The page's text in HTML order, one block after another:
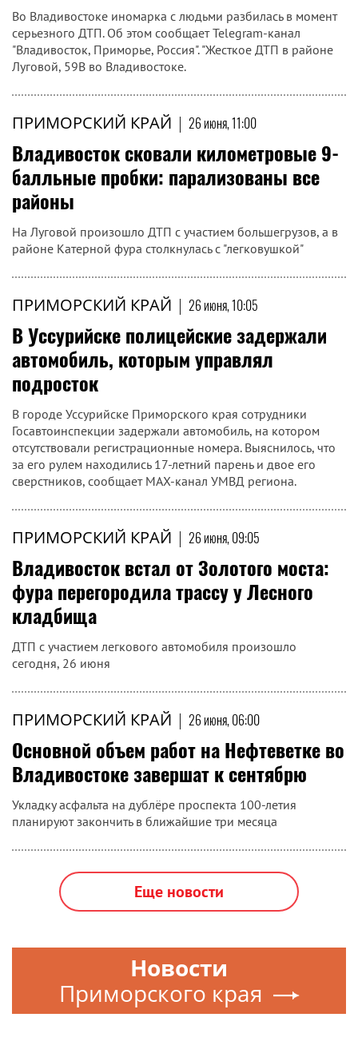
Во Владивостоке иномарка с людьми разбилась в момент
серьезного ДТП. Об этом сообщает Telegram-канал
"Владивосток, Приморье, Россия". "Жесткое ДТП в районе
Луговой, 59В во Владивостоке.
ПРИМОРСКИЙ КРАЙ | 26 июня, 11:00
Владивосток сковали километровые 9-
балльные пробки: парализованы все
районы
На Луговой произошло ДТП с участием большегрузов, а в
районе Катерной фура столкнулась с "легковушкой"
ПРИМОРСКИЙ КРАЙ | 26 июня, 10:05
В Уссурийске полицейские задержали
автомобиль, которым управлял
подросток
В городе Уссурийске Приморского края сотрудники
Госавтоинспекции задержали автомобиль, на котором
отсутствовали регистрационные номера. Выяснилось, что
за его рулем находились 17-летний парень и двое его
сверстников, сообщает MAX-канал УМВД региона.
ПРИМОРСКИЙ КРАЙ | 26 июня, 09:05
Владивосток встал от Золотого моста:
фура перегородила трассу у Лесного
кладбища
ДТП с участием легкового автомобиля произошло
сегодня, 26 июня
ПРИМОРСКИЙ КРАЙ | 26 июня, 06:00
Основной объем работ на Нефтеветке во
Владивостоке завершат к сентябрю
Укладку асфальта на дублёре проспекта 100-летия
планируют закончить в ближайшие три месяца
Еще новости
Новости
Приморского края